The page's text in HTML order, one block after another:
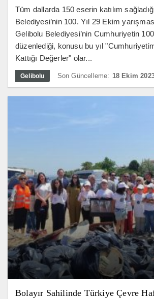
Tüm dallarda 150 eserin katılım
Belediyesi’nin 100. Yıl 29 Ekim
Gelibolu Belediyesi’nin Cumhuriyetin
düzenlediği, konusu bu yıl
Kattığı Değerler" olar...
Gelibolu Son Güncelleme: 18 Ekim
Bolayır Sahilinde Türkiye Çevre